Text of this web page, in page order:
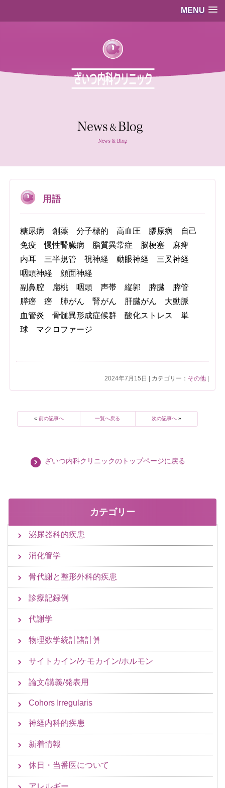
MENU
用語
糖尿病 創薬 分子標的 高血圧 膠原病 自己
免疫 慢性腎臓病 脂質異常症 脳梗塞 麻痺
内耳 三半規管 視神経 動眼神経 三叉神経
咽頭神経 顔面神経
副鼻腔 扁桃 咽頭 声帯 縦郭 膵臓 膵管
膵癌 癌 肺がん 腎がん 肝臓がん 大動脈
血管炎 骨髄異形成症候群 酸化ストレス 単
球 マクロファージ
2024年7月15日 | カテゴリー： その他|
« 前の記事へ 一覧へ戻る 次の記事へ»
ざいつ内科クリニックのトップページに戻る
カテゴリー
泌尿器科的疾患
消化管学
骨代謝と整形外科的疾患
診療記録例
代謝学
物理数学統計諸計算
サイトカイン/ケモカイン/ホルモン
論文/講義/発表用
Cohors Irregularis
神経内科的疾患
新着情報
休日・当番医について
アレルギー